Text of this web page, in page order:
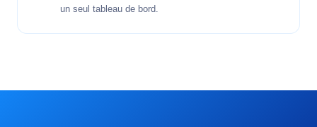
un seul tableau de bord.